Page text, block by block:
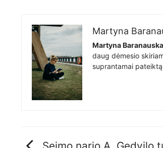
Martyna
Martyna
daug dėmesio
suprantamai